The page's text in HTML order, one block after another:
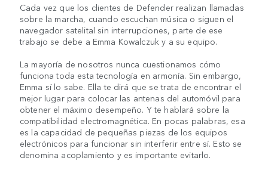
Cada vez que los clientes de Defender realizan llamadas
sobre la marcha, cuando escuchan música o siguen el
navegador satelital sin interrupciones, parte de ese
trabajo se debe a Emma Kowalczuk y a su equipo.
La mayoría de nosotros nunca cuestionamos cómo
funciona toda esta tecnología en armonía. Sin embargo,
Emma sí lo sabe. Ella te dirá que se trata de encontrar el
mejor lugar para colocar las antenas del automóvil para
obtener el máximo desempeño. Y te hablará sobre la
compatibilidad electromagnética. En pocas palabras, esa
es la capacidad de pequeñas piezas de los equipos
electrónicos para funcionar sin interferir entre sí. Esto se
denomina acoplamiento y es importante evitarlo.